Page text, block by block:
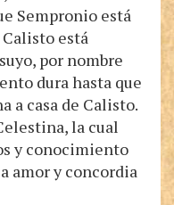
Sempronio está
está
por nombre
dura hasta que
a casa de Calisto.
la cual
y conocimiento
amor y concordia